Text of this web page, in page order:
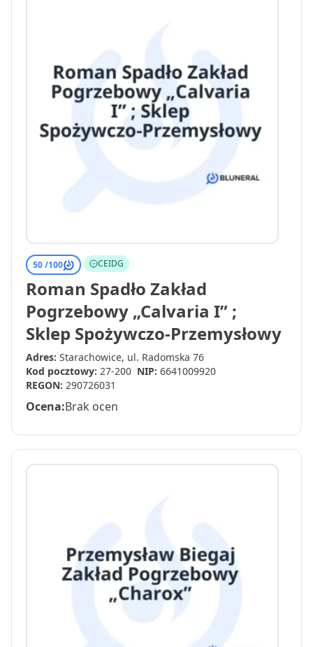
50 /100 CEIDG
Roman Spadło Zakład
Pogrzebowy „Calvaria I” ;
Sklep Spożywczo-Przemysłowy
Adres: Starachowice, ul. Radomska 76
Kod pocztowy: 27-200 NIP: 6641009920
REGON: 290726031
Ocena:Brak ocen